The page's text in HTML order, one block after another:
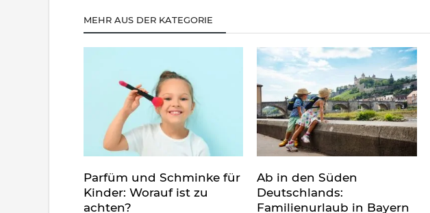
MEHR AUS DER KATEGORIE
Parfüm und Schminke für
Kinder: Worauf ist zu
achten?
Ab in den Süden
Deutschlands:
Familienurlaub in Bayern